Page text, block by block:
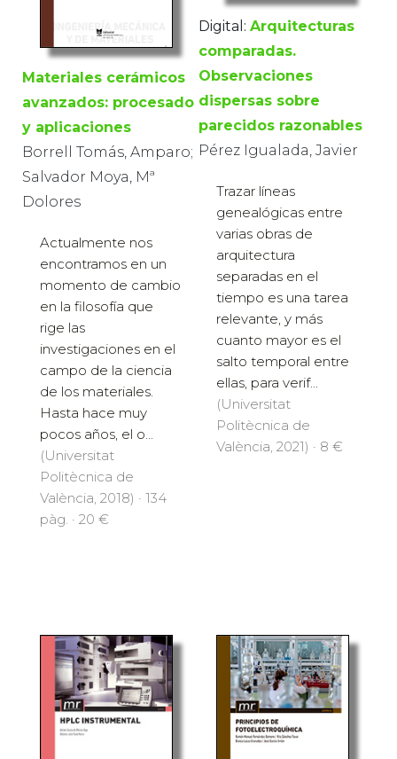
Materiales cerámicos
avanzados: procesado
y aplicaciones
Borrell Tomás, Amparo;
Salvador Moya, Mª
Dolores
Actualmente nos
encontramos en un
momento de cambio
en la filosofía que
rige las
investigaciones en el
campo de la ciencia
de los materiales.
Hasta hace muy
pocos años, el o...
(Universitat
Politècnica de
València, 2018) · 134
pàg. · 20 €
Digital: Arquitecturas
comparadas.
Observaciones
dispersas sobre
parecidos razonables
Pérez Igualada, Javier
Trazar líneas
genealógicas entre
varias obras de
arquitectura
separadas en el
tiempo es una tarea
relevante, y más
cuanto mayor es el
salto temporal entre
ellas, para verif...
(Universitat
Politècnica de
València, 2021) · 8 €